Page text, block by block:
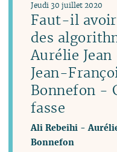
Faut-il
des
Aurélie
Jean-
Bonnefon -
fasse
Jeudi 30 juillet 2020
Ali Rebeihi -
Bonnefon